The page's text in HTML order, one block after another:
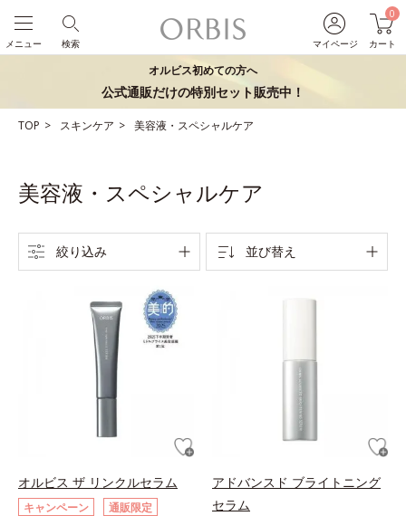
マイページ
0
カート
検索
メニュー
オルビス初めての方へ
公式通販だけの特別セット販売中！
TOP スキンケア 美容液・スペシャルケア
美容液・スペシャルケア
絞り込み 並び替え
オルビス ザ リンクルセラム
キャンペーン
通販限定
アドバンスド ブライトニング
セラム